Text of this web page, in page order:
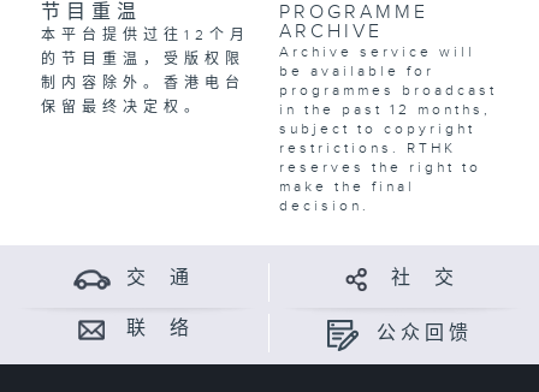
节目重温
本平台提供过往12个月
的节目重温，受版权限
制内容除外。香港电台
保留最终决定权。
PROGRAMME
ARCHIVE
Archive service will
be available for
programmes broadcast
in the past 12 months,
subject to copyright
restrictions. RTHK
reserves the right to
make the final
decision.
交 通 社 交
联 络 公众回馈